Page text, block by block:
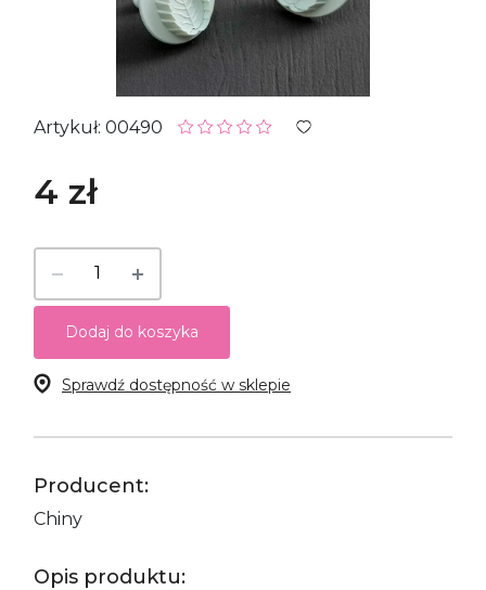
Artykuł: 00490
4 zł
Dodaj do koszyka
Sprawdź dostępność w sklepie
Producent:
Chiny
Opis produktu: